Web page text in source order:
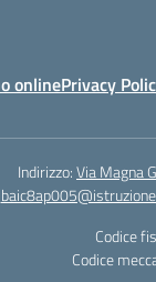
onlinePrivacy
Indirizzo:Via Magna
Codice
Codice